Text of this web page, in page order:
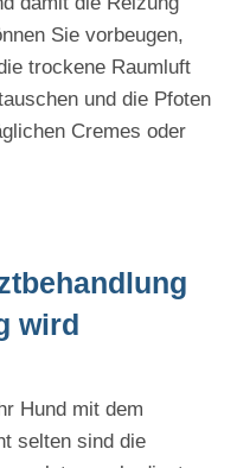
Sie vorbeugen,
trockene Raumluft
und die Pfoten
Cremes oder
wird
Hund mit dem
selten sind die